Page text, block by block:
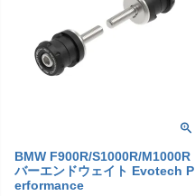
BMW S 1000 XR (2024+)：PRN035
244-035464-08
BMW S 1000 XR TE (2020-2023)：P
RN035244-035464-09
BMW S 1000 XR (2020-2023)：PRN
BMW F 900 XR (2025+)：PRN0352
44-035464-12
BMW F 900 XR Triple Black (2025
BMW F900R/S1000R/M1000R
バーエンドウェイト Evotech P
erformance